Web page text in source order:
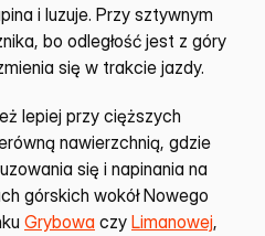
i luzuje. Przy sztywnym
bo odległość jest z góry
się w trakcie jazdy.
lepiej przy cięższych
nawierzchnią, gdzie
się i napinania na
górskich wokół Nowego
Grybowa czy Limanowej,